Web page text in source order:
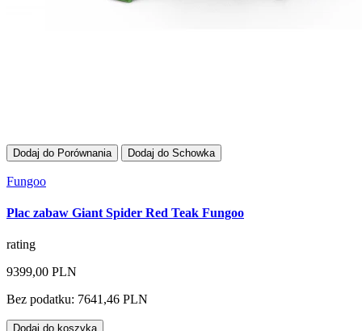
Dodaj do Porównania Dodaj do Schowka
Fungoo
Plac zabaw Giant Spider Red Teak Fungoo
rating
9399,00 PLN
Bez podatku: 7641,46 PLN
Dodaj do koszyka